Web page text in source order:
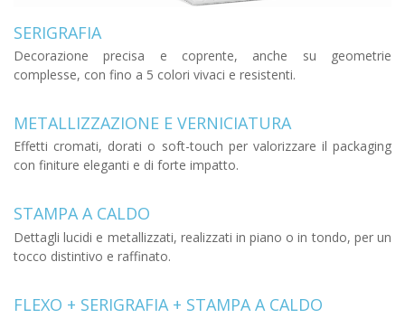
SERIGRAFIA
Decorazione precisa e coprente, anche su geometrie
complesse, con fino a 5 colori vivaci e resistenti.
METALLIZZAZIONE E VERNICIATURA
Effetti cromati, dorati o soft-touch per valorizzare il packaging
con finiture eleganti e di forte impatto.
STAMPA A CALDO
Dettagli lucidi e metallizzati, realizzati in piano o in tondo, per un
tocco distintivo e raffinato.
FLEXO + SERIGRAFIA + STAMPA A CALDO